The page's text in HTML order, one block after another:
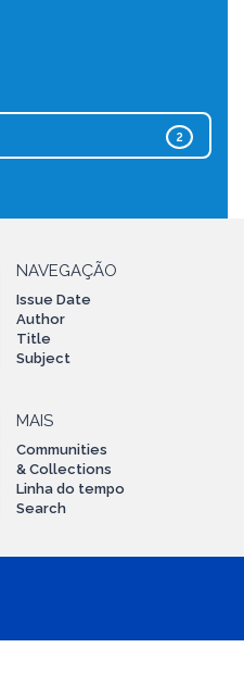
2
NAVEGAÇÃO
Issue Date
Author
Title
Subject
MAIS
Communities
& Collections
Linha do tempo
Search